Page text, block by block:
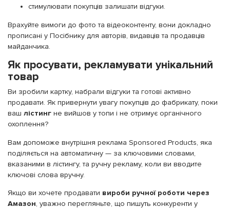
стимулювати покупців залишати відгуки.
Врахуйте вимоги до фото та відеоконтенту, вони докладно
прописані у Посібнику для авторів, видавців та продавців
майданчика.
Як просувати, рекламувати унікальний
товар
Ви зробили картку, набрали відгуки та готові активно
продавати. Як привернути увагу покупців до фабрикату, поки
ваш лістинг не вийшов у топи і не отримує органічного
охоплення?
Вам допоможе внутрішня реклама Sponsored Products, яка
поділяється на автоматичну — за ключовими словами,
вказаними в лістингу, та ручну рекламу, коли ви вводите
ключові слова вручну.
Якщо ви хочете продавати вироби ручної роботи через
Амазон, уважно перегляньте, що пишуть конкуренти у